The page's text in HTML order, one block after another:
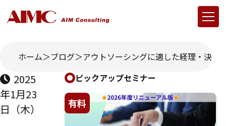
ホーム ブログ アウトソーシングに適した経理・決算
2025
年1月23
日（木）
ピックアップセミナー
有料